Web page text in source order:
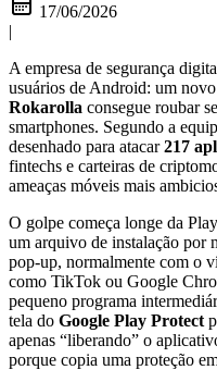
17/06/2026
|
A empresa de segurança
usuários de Android: um
Rokarolla consegue roubar
smartphones. Segundo a
desenhado para atacar217
fintechs e carteiras de
ameaças móveis mais
O golpe começa longe da
um arquivo de instalação por
pop-up, normalmente com o
como TikTok ou Google
pequeno programa
tela do Google Play Protect
apenas “liberando” o
porque copia uma proteção